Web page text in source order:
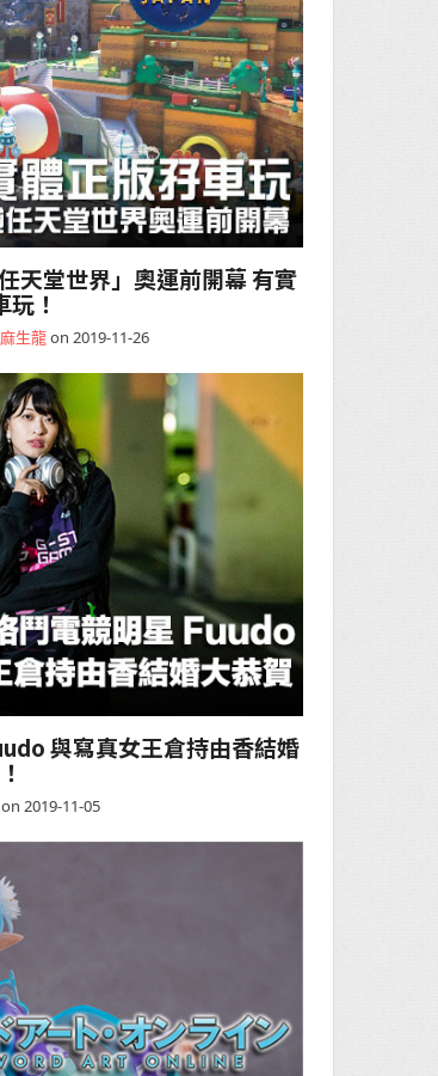
天堂世界」奧運前開幕 有實
！
麻生龍on 2019-11-26
與寫真女王倉持由香結婚
on 2019-11-05